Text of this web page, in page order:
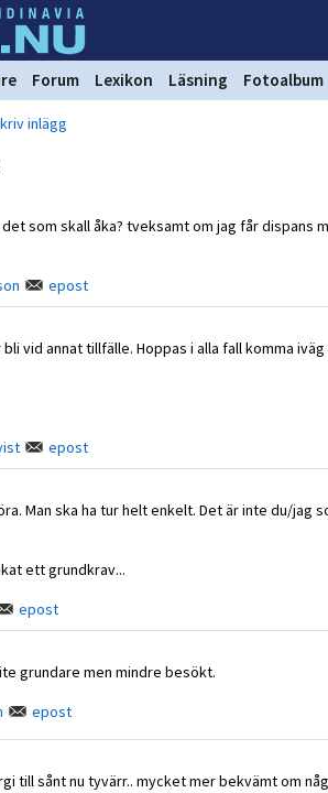
Forum Lexikon Läsning Fotoalbum
inlägg
som skall åka? tveksamt om jag får
epost
vid annat tillfälle. Hoppas i alla fall komma
epost
Man ska ha tur helt enkelt. Det är inte du/
ett grundkrav...
epost
grundare men mindre besökt.
epost
till sånt nu tyvärr.. mycket mer bekvämt om